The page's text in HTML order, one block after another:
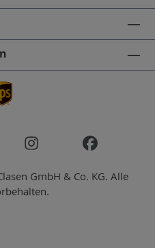
GmbH & Co. KG. Alle